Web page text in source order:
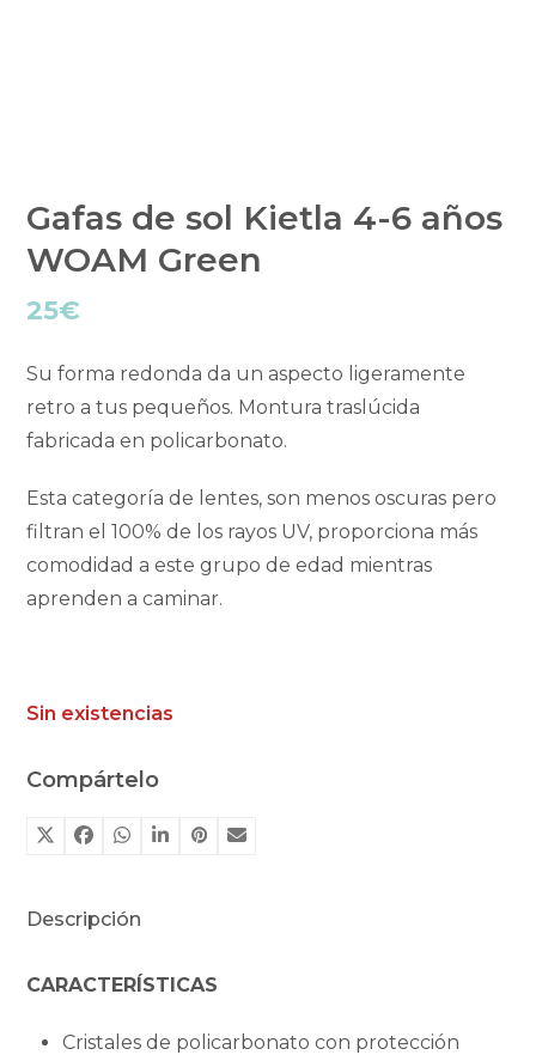
Gafas de sol Kietla 4-6 años
WOAM Green
25€
Su forma redonda da un aspecto ligeramente
retro a tus pequeños. Montura traslúcida
fabricada en policarbonato.
Esta categoría de lentes, son menos oscuras pero
filtran el 100% de los rayos UV, proporciona más
comodidad a este grupo de edad mientras
aprenden a caminar.
Sin existencias
Compártelo
Descripción
CARACTERÍSTICAS
Cristales de policarbonato con protección